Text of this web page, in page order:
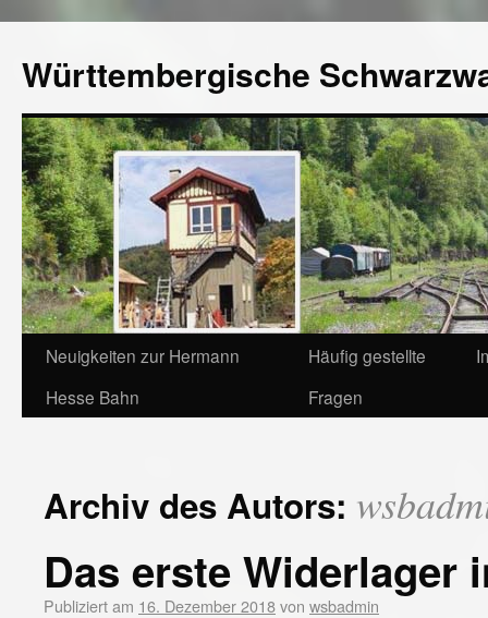
Württembergische
Neuigkeiten zur Hermann
Hesse Bahn
Häufig gestellte
Fragen
Archiv des Autors:
Das erste Widerlager
Publiziert am 16. Dezember 2018von wsbadmin